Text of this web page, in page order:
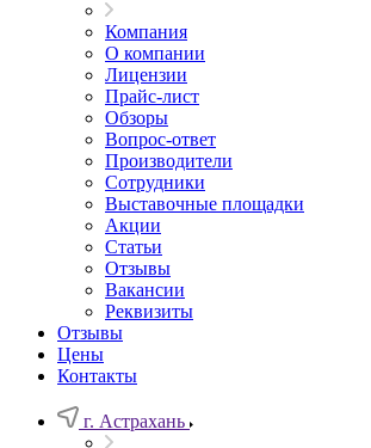
Компания
О компании
Лицензии
Прайс-лист
Обзоры
Вопрос-ответ
Производители
Сотрудники
Выставочные площадки
Акции
Статьи
Отзывы
Вакансии
Реквизиты
Отзывы
Цены
Контакты
г. Астрахань